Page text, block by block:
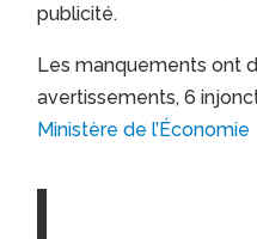
publicité.
Les manquements ont
avertissements, 6
Ministère de l’Économie